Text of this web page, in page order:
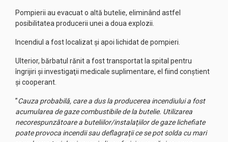
Pompierii au evacuat o altă butelie, eliminând astfel
posibilitatea producerii unei a doua explozii.
Incendiul a fost localizat şi apoi lichidat de pompieri.
Ulterior, bărbatul rănit a fost transportat la spital pentru
îngrijiri şi investigaţii medicale suplimentare, el fiind conştient
şi cooperant.
”Cauza probabilă, care a dus la producerea incendiului a fost
acumularea de gaze combustibile de la butelie. Utilizarea
necorespunzătoare a buteliilor/instalaţiilor de gaze lichefiate
poate provoca incendii sau deflagraţii ce se pot solda cu mari